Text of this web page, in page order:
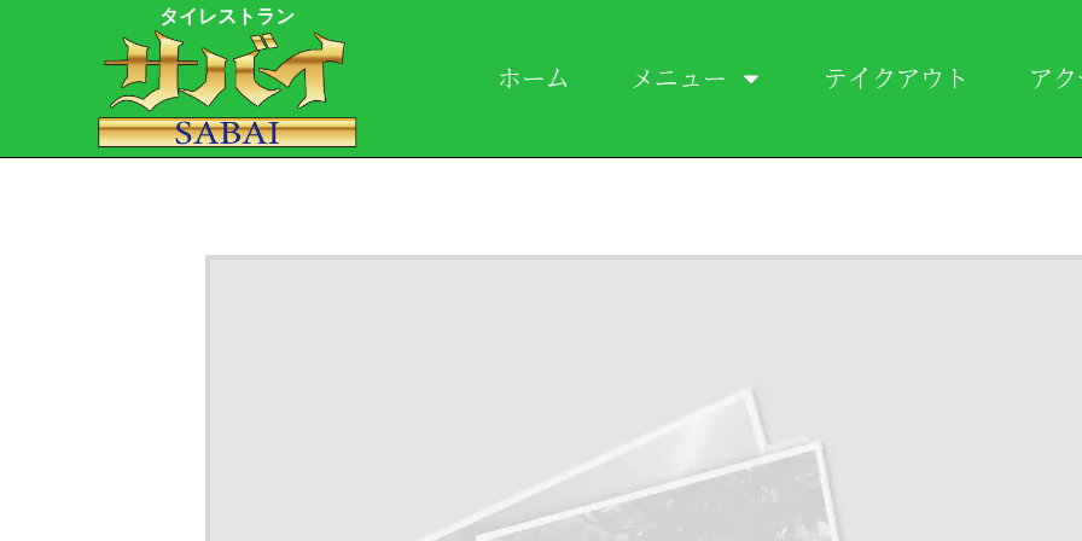
タイレストラン
ホーム メニュー テイクアウト ア